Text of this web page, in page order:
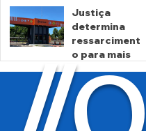
mortas em
Crixás
há 2 dias
Justiça
determina
ressarciment
o para mais
de 600 mil
motoristas
por
cobrança
indevida do
há 6 dias